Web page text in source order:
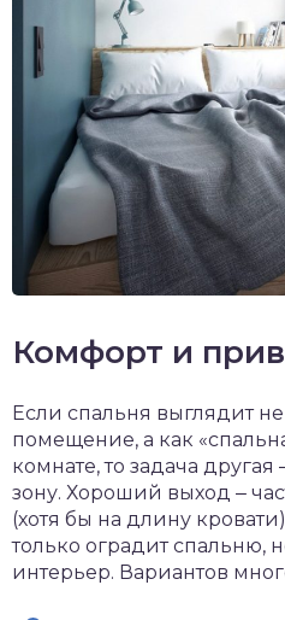
Комфорт и
Если спальня выглядит
помещение, а как
комнате, то задача
зону. Хороший выход ‒
(хотя бы на длину
только оградит спальню,
интерьер. Вариантов